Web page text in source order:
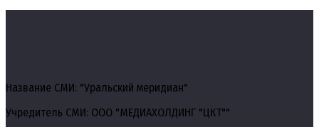
Название СМИ: "Уральский меридиан"
Учредитель СМИ: ООО "МЕДИАХОЛДИНГ "ЦКТ""